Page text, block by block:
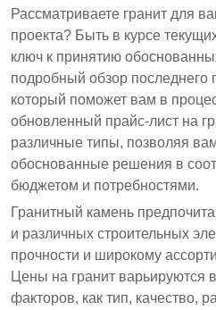
Рассматриваете гранит для
проекта? Быть в курсе
ключ к принятию
подробный обзор последнего
который поможет вам в
обновленный прайс-лист на
различные типы, позволяя
обоснованные решения в
бюджетом и потребностями.
Гранитный камень
и различных строительных
прочности и широкому
Цены на гранит варьируются
факторов, как тип, качество,